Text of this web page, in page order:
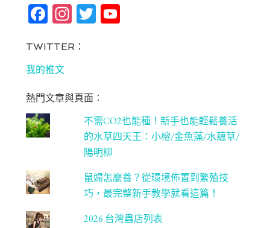
Fa
bo
ok
In
ag
m
T Yo
C
ha
n
ne
l
TWITTER：
我的推文
熱門文章與頁面︰
不需CO2也能種！新手也能輕鬆養活
的水草四天王：小榕/金魚藻/水蘊草/
陽明柳
鼠婦怎麼養？從環境佈置到繁殖技
巧，最完整新手教學就看這篇！
2026 台灣蟲店列表